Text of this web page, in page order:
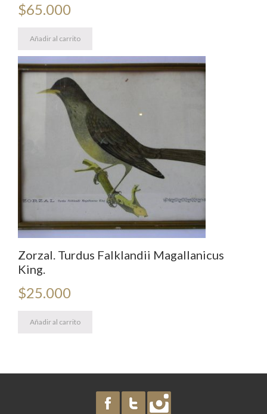
$65.000
Añadir al carrito
Zorzal. Turdus Falklandii Magallanicus
King.
$25.000
Añadir al carrito